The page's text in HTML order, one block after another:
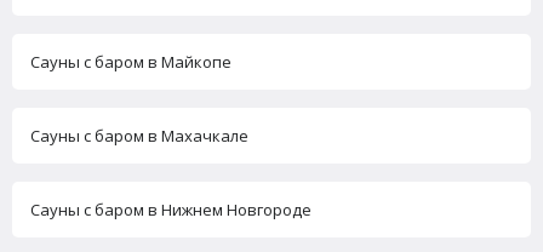
Сауны с баром в Майкопе
Сауны с баром в Махачкале
Сауны с баром в Нижнем Новгороде